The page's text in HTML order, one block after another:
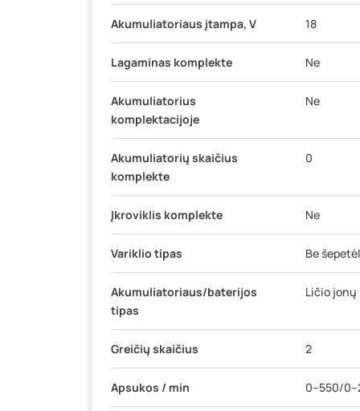
Akumuliatoriaus įtampa, V 18
Lagaminas komplekte Ne
Akumuliatorius
komplektacijoje
Ne
Akumuliatorių skaičius
komplekte
0
Įkroviklis komplekte Ne
Variklio tipas Be
Akumuliatoriaus/baterijos
tipas
Ličio jonų
Greičių skaičius 2
Apsukos / min 0–550/